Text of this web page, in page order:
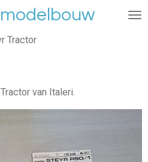
Tractor
van Italeri.